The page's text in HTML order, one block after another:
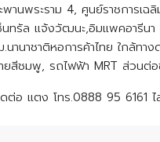
พานพระราม 4, ศูนย์ราชการเฉ
นทรัล แจ้งวัฒนะ,อิมแพคอารีนา
.นานาชาติหอการค้าไทย ใกล้ทา
ยสีชมพู, รถไฟฟ้า MRT ส่วนต่
ต่อ แตง โทร.0888 95 6161